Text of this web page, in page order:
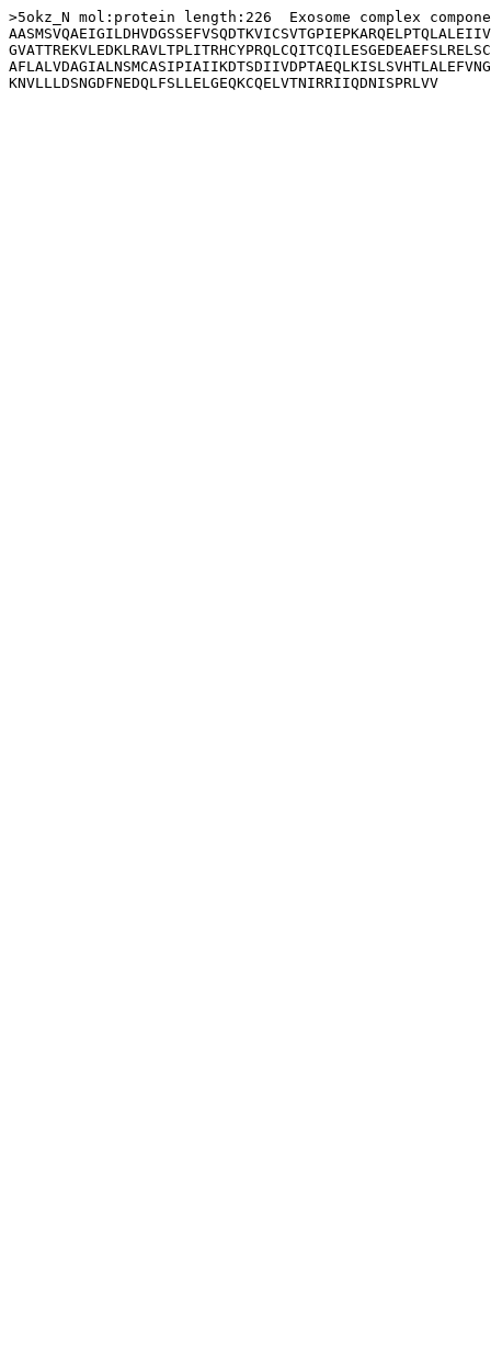
>5okz_N mol:protein length:226  Exosome complex